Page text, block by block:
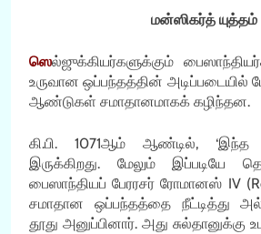
மன்ஸிகர்த் யுத்தம்
ஸெல்ஜுக்கியர்களுக்கும்
உருவான ஒப்பந்தத்தின் அடிப்படையில்
ஆண்டுகள் சமாதானமாகக் கழிந்தன.
கி.பி. 1071ஆம் ஆண்டில்,
இருக்கிறது. மேலும் இப்படியே
பைஸாந்தியப் பேரரசர் ரோமானஸ் IV
சமாதான ஒப்பந்தத்தை நீட்டித்து
தூது அனுப்பினார். அது சுல்தானுக்கு